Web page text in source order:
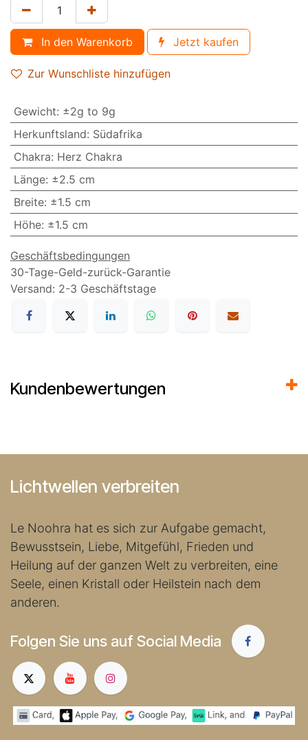
In den Warenkorb Jetzt kaufen
Zur Wunschliste hinzufügen
Gewicht: ±2g to 9g
Herkunftsland: Südafrika
Chakra: Herz Chakra
Länge: ±2.5 cm
Breite: ±1.5 cm
Höhe: ±1.5 cm
Geschäftsbedingungen
30-Tage-Geld-zurück-Garantie
Versand: 2-3 Geschäftstage
Kundenbewertungen
Lichtwellen verbreiten
Le Noohra hat es sich zur Aufgabe gemacht,
Bewusstsein, Liebe, Mitgefühl, Frieden und
Heilung auf der ganzen Welt zu verbreiten, eine
Seele, einen Kristall oder Heilstein nach dem
anderen.
Folgen Sie uns auf Social Media